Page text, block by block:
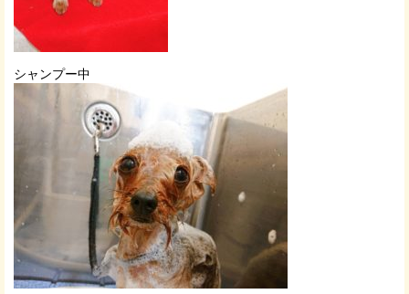
シャンプー中